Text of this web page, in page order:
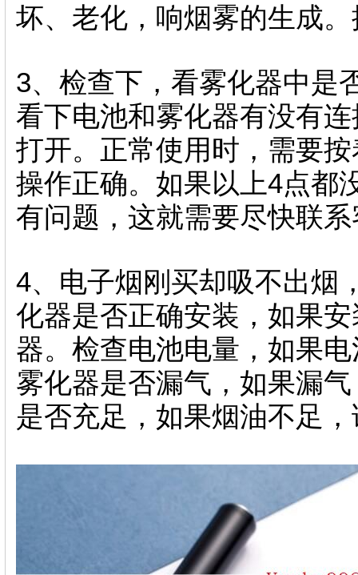
坏、老化，响烟雾的生成
3、检查下，看雾化器中是
看下电池和雾化器有没有
打开。正常使用时，需要
操作正确。如果以上4点都
有问题，这就需要尽快联
4、电子烟刚买却吸不出烟
化器是否正确安装，如果
器。检查电池电量，如果
雾化器是否漏气，如果漏
是否充足，如果烟油不足